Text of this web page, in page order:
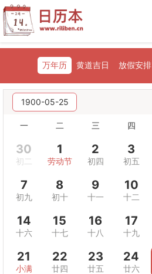
万年历 黄道吉日 放假安排
1900-05-25
一 二 三 四
30
初二
1
劳动节
2
初四
3
初五
7
初九
8
初十
9
十一
10
十二
14
十六
15
十七
16
十八
17
十九
21
小满
22
廿四
23
廿五
24
廿六